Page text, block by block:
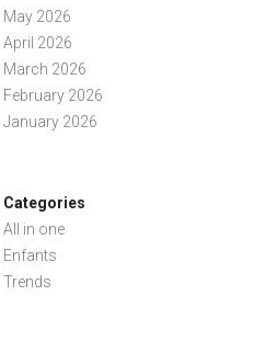
May 2026
April 2026
March 2026
February 2026
January 2026
Categories
All in one
Enfants
Trends